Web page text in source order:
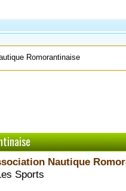
Romorantinaise
Nautique
Sports